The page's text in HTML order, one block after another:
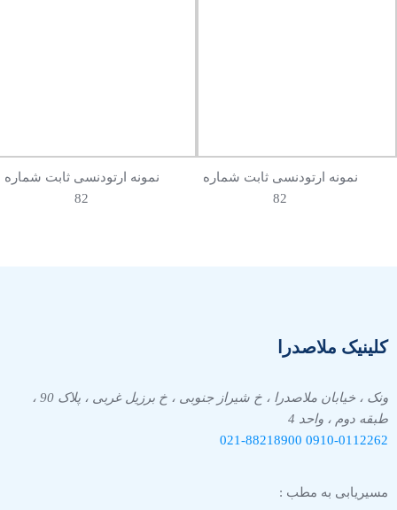
نمونه ارتودنسی ثابت شماره
82
نمونه ارتودنسی ثابت شماره
82
کلینیک ملاصدرا
ونک ، خیابان ملاصدرا ، خ شیراز جنوبی ، خ برزیل غربی ، پلاک 90 ،
طبقه دوم ، واحد 4
0910-0112262
021-88218900
مسیریابی به مطب :